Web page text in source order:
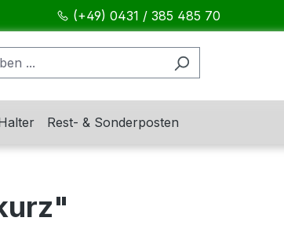
(+49) 0431 / 385 485 70
Rest- & Sonderposten